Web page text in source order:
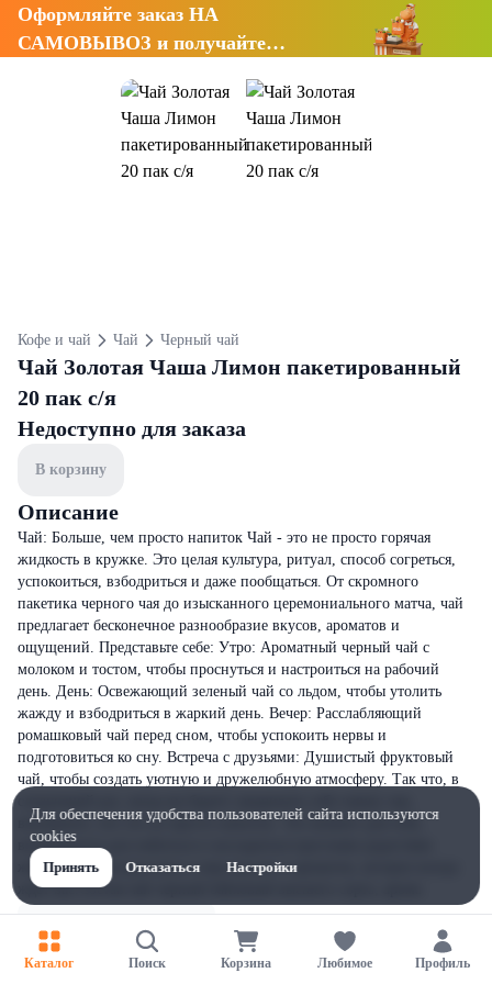
Оформляйте заказ НА
САМОВЫВОЗ и получайте
Кофе и чай Чай Черный чай
Чай Золотая Чаша Лимон пакетированный
20 пак с/я
Недоступно для заказа
В корзину
Описание
Чай: Больше, чем просто напиток Чай - это не просто горячая
жидкость в кружке. Это целая культура, ритуал, способ согреться,
успокоиться, взбодриться и даже пообщаться. От скромного
пакетика черного чая до изысканного церемониального матча, чай
предлагает бесконечное разнообразие вкусов, ароматов и
ощущений. Представьте себе: Утро: Ароматный черный чай с
молоком и тостом, чтобы проснуться и настроиться на рабочий
день. День: Освежающий зеленый чай со льдом, чтобы утолить
жажду и взбодриться в жаркий день. Вечер: Расслабляющий
ромашковый чай перед сном, чтобы успокоить нервы и
подготовиться ко сну. Встреча с друзьями: Душистый фруктовый
чай, чтобы создать уютную и дружелюбную атмосферу. Так что, в
вспомните, что это не просто напиток. Это момент для себя,
возможность расслабиться и насладиться простыми радостями
жизни. Это путешествие в мир вкусов и ароматов, которое всегда
ждет вас.Состав:чай черный байховый высшего сорта, арома
Каталог Поиск Корзина Любимое Профиль
Для обеспечения удобства пользователей сайта используются
cookies
Принять
Отказаться Настройки